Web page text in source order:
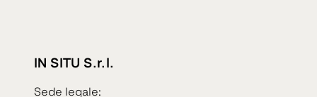
IN SITU S.r.l.
Sede legale:
« Precedente